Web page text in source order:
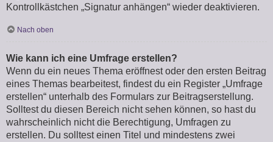
Kontrollkästchen „Signatur anhängen“ wieder deaktivieren.
Nach oben
Wie kann ich eine Umfrage erstellen?
Wenn du ein neues Thema eröffnest oder den ersten Beitrag
eines Themas bearbeitest, findest du ein Register „Umfrage
erstellen“ unterhalb des Formulars zur Beitragserstellung.
Solltest du diesen Bereich nicht sehen können, so hast du
wahrscheinlich nicht die Berechtigung, Umfragen zu
erstellen. Du solltest einen Titel und mindestens zwei